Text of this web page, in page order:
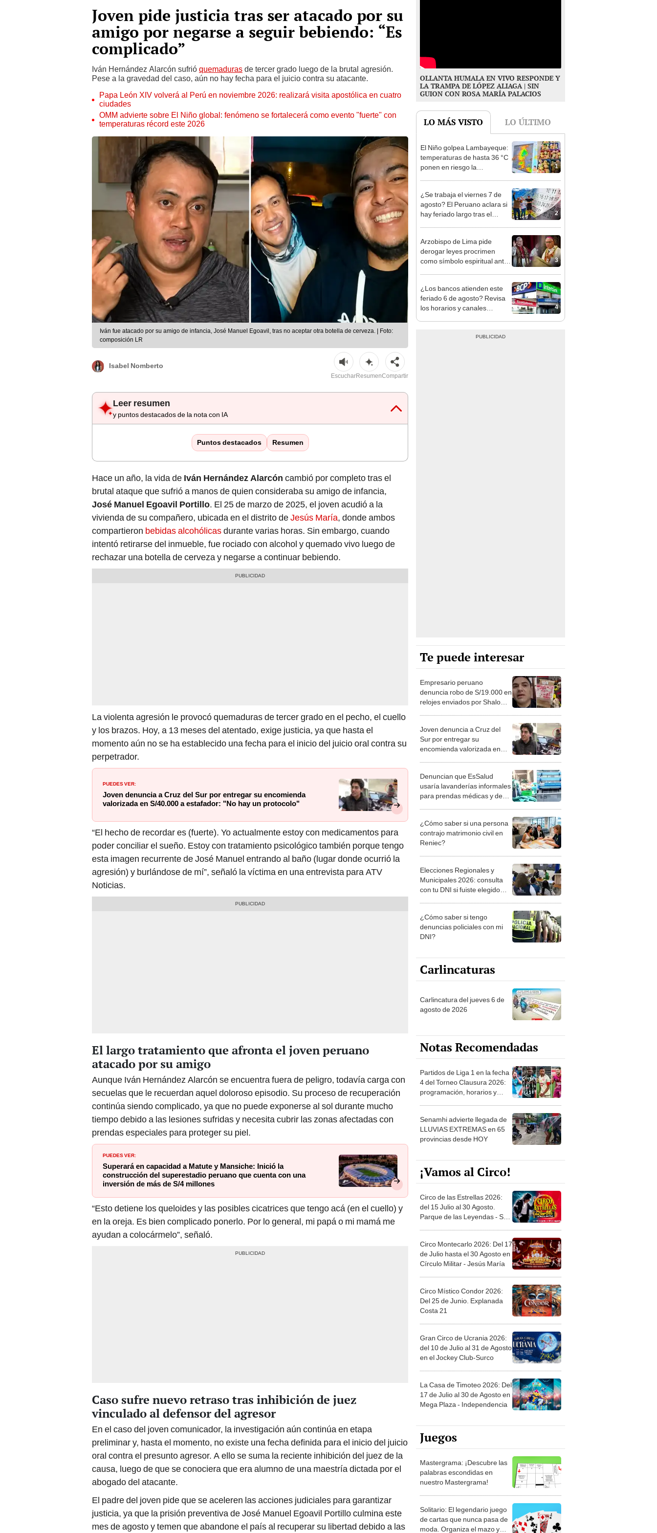
Joven pide justicia tras ser atacado por su
amigo por negarse a seguir bebiendo: “Es
complicado”
Iván Hernández Alarcón sufrió quemaduras de tercer grado luego de la brutal agresión.
Pese a la gravedad del caso, aún no hay fecha para el juicio contra su atacante.
Papa León XIV volverá al Perú en noviembre 2026: realizará visita apostólica en cuatro
ciudades
OMM advierte sobre El Niño global: fenómeno se fortalecerá como evento "fuerte" con
temperaturas récord este 2026
Iván fue atacado por su amigo de infancia, José Manuel Egoavil, tras no aceptar otra botella de cerveza. | Foto:
composición LR
Isabel Nomberto
EscucharResumenCompartir
Leer resumen
y puntos destacados de la nota con IA
Puntos destacados Resumen
Hace un año, la vida de Iván Hernández Alarcón cambió por completo tras el
brutal ataque que sufrió a manos de quien consideraba su amigo de infancia,
José Manuel Egoavil Portillo. El 25 de marzo de 2025, el joven acudió a la
vivienda de su compañero, ubicada en el distrito deJesús María, donde ambos
compartieron bebidas alcohólicasdurante varias horas. Sin embargo, cuando
intentó retirarse del inmueble, fue rociado con alcohol y quemado vivo luego de
rechazar una botella de cerveza y negarse a continuar bebiendo.
La violenta agresión le provocó quemaduras de tercer grado en el pecho, el cuello
y los brazos. Hoy, a 13 meses del atentado, exige justicia, ya que hasta el
momento aún no se ha establecido una fecha para el inicio del juicio oral contra su
perpetrador.
PUEDES VER:
Joven denuncia a Cruz del Sur por entregar su encomienda
valorizada en S/40.000 a estafador: "No hay un protocolo"
“El hecho de recordar es (fuerte). Yo actualmente estoy con medicamentos para
poder conciliar el sueño. Estoy con tratamiento psicológico también porque tengo
esta imagen recurrente de José Manuel entrando al baño (lugar donde ocurrió la
agresión) y burlándose de mí”, señaló la víctima en una entrevista para ATV
Noticias.
El largo tratamiento que afronta el joven peruano
atacado por su amigo
Aunque Iván Hernández Alarcón se encuentra fuera de peligro, todavía carga con
secuelas que le recuerdan aquel doloroso episodio. Su proceso de recuperación
continúa siendo complicado, ya que no puede exponerse al sol durante mucho
tiempo debido a las lesiones sufridas y necesita cubrir las zonas afectadas con
prendas especiales para proteger su piel.
PUEDES VER:
Superará en capacidad a Matute y Mansiche: Inició la
construcción del superestadio peruano que cuenta con una
inversión de más de S/4 millones
“Esto detiene los queloides y las posibles cicatrices que tengo acá (en el cuello) y
en la oreja. Es bien complicado ponerlo. Por lo general, mi papá o mi mamá me
ayudan a colocármelo”, señaló.
Caso sufre nuevo retraso tras inhibición de juez
vinculado al defensor del agresor
En el caso del joven comunicador, la investigación aún continúa en etapa
preliminar y, hasta el momento, no existe una fecha definida para el inicio del juicio
oral contra el presunto agresor. A ello se suma la reciente inhibición del juez de la
causa, luego de que se conociera que era alumno de una maestría dictada por el
abogado del atacante.
El padre del joven pide que se aceleren las acciones judiciales para garantizar
justicia, ya que la prisión preventiva de José Manuel Egoavil Portillo culmina este
mes de agosto y temen que abandone el país al recuperar su libertad debido a las
OLLANTA HUMALA EN VIVO RESPONDE Y
LA TRAMPA DE LÓPEZ ALIAGA | SIN
GUION CON ROSA MARÍA PALACIOS
LO MÁS VISTO LO ÚLTIMO
1
El Niño golpea Lambayeque:
temperaturas de hasta 36 °C
ponen en riesgo la
2
¿Se trabaja el viernes 7 de
agosto? El Peruano aclara si
hay feriado largo tras el
3
Arzobispo de Lima pide
derogar leyes procrimen
como símbolo espiritual ante
4
¿Los bancos atienden este
feriado 6 de agosto? Revisa
los horarios y canales
Te puede interesar
Empresario peruano
denuncia robo de S/19.000 en
relojes enviados por Shalom:
Joven denuncia a Cruz del
Sur por entregar su
encomienda valorizada en
Denuncian que EsSalud
usaría lavanderías informales
para prendas médicas y de
¿Cómo saber si una persona
contrajo matrimonio civil en
Reniec?
Elecciones Regionales y
Municipales 2026: consulta
con tu DNI si fuiste elegido
la ONPE
¿Cómo saber si tengo
denuncias policiales con mi
DNI?
Carlincaturas
Carlincatura del jueves 6 de
agosto de 2026
Notas Recomendadas
Partidos de Liga 1 en la fecha
4 del Torneo Clausura 2026:
programación, horarios y
Senamhi advierte llegada de
LLUVIAS EXTREMAS en 65
provincias desde HOY
¡Vamos al Circo!
Circo de las Estrellas 2026:
del 15 Julio al 30 Agosto.
Parque de las Leyendas - San
Circo Montecarlo 2026: Del 17
de Julio hasta el 30 Agosto en
Círculo Militar - Jesús María
Circo Místico Condor 2026:
Del 25 de Junio. Explanada
Costa 21
Gran Circo de Ucrania 2026:
del 10 de Julio al 31 de Agosto
en el Jockey Club-Surco
La Casa de Timoteo 2026: Del
17 de Julio al 30 de Agosto en
Mega Plaza - Independencia
Juegos
Mastergrama: ¡Descubre las
palabras escondidas en
nuestro Mastergrama!
Solitario: El legendario juego
de cartas que nunca pasa de
moda. Organiza el mazo y